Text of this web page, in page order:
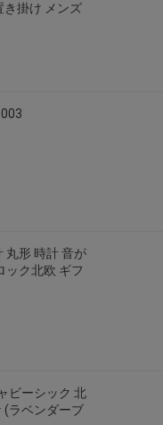
き掛け メンズ
丸形 時計 音が
ック北欧 ギフ
ビーシック 北
(ラベンダーブ